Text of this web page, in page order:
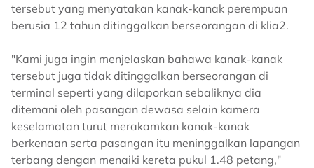
tersebut yang menyatakan kanak-kanak perempuan
berusia 12 tahun ditinggalkan berseorangan di klia2.
"Kami juga ingin menjelaskan bahawa kanak-kanak
tersebut juga tidak ditinggalkan berseorangan di
terminal seperti yang dilaporkan sebaliknya dia
ditemani oleh pasangan dewasa selain kamera
keselamatan turut merakamkan kanak-kanak
berkenaan serta pasangan itu meninggalkan lapangan
terbang dengan menaiki kereta pukul 1.48 petang,"